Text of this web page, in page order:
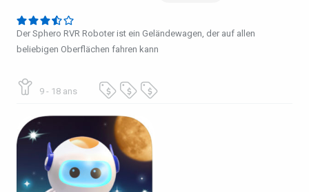
Der Sphero RVR Roboter ist ein Geländewagen, der auf allen
beliebigen Oberflächen fahren kann
9 - 18 ans